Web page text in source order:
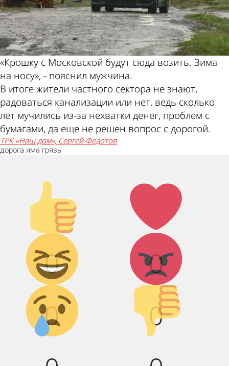
«Крошку с Московской будут сюда возить. Зима
на носу», - пояснил мужчина.
В итоге жители частного сектора не знают,
радоваться канализации или нет, ведь сколько
лет мучились из-за нехватки денег, проблем с
бумагами, да еще не решен вопрос с дорогой.
ТРК «Наш дом», Сергей Федотов
дорога яма грязь
Палец
вверх!
0
Лайк!
0
Дикий
смех!
0
Агрессия!
0
Грусть :(
Палец
вниз!